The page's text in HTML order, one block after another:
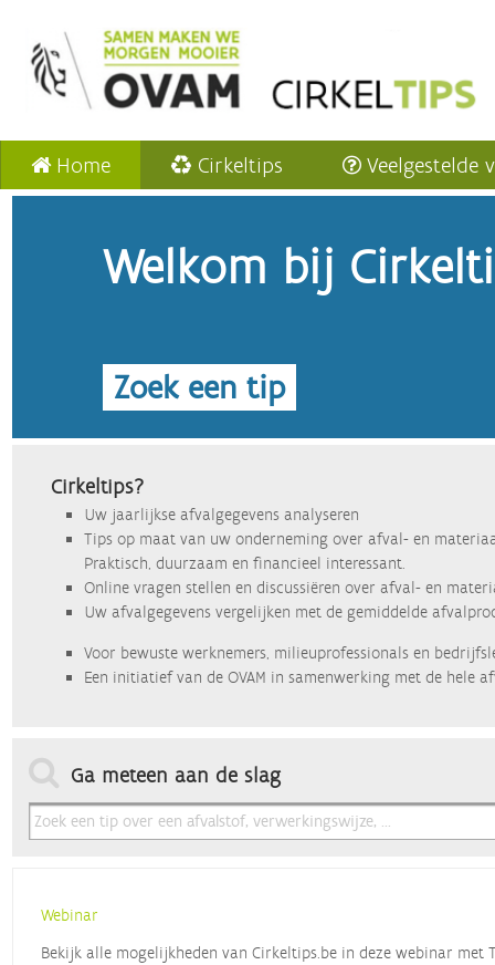
Home Cirkeltips Veelgestelde
Welkom bij
Zoek een tip
Cirkeltips?
Uw jaarlijkse afvalgegevens analyseren
Tips op maat van uw onderneming over afval- en
Praktisch, duurzaam en financieel interessant.
Online vragen stellen en discussiëren over afval- en
Uw afvalgegevens vergelijken met de gemiddelde
Voor bewuste werknemers, milieuprofessionals en
Een initiatief van de OVAM in samenwerking met de hele
Ga meteen aan de slag
Webinar
Bekijk alle mogelijkheden van Cirkeltips.be in deze webinar met